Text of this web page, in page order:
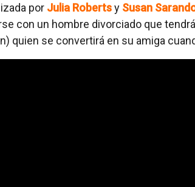
por Julia Robertsy Susan
con un hombre divorciado que
quien se convertirá en su amiga